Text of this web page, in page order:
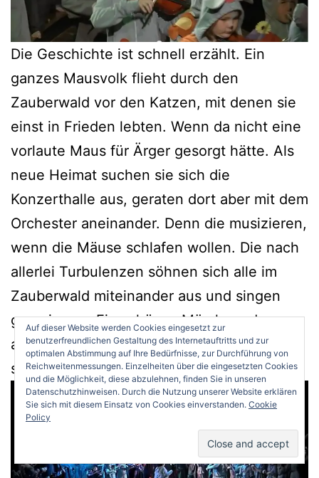
Die Geschichte ist schnell erzählt. Ein
ganzes Mausvolk flieht durch den
Zauberwald vor den Katzen, mit denen sie
einst in Frieden lebten. Wenn da nicht eine
vorlaute Maus für Ärger gesorgt hätte. Als
neue Heimat suchen sie sich die
Konzerthalle aus, geraten dort aber mit dem
Orchester aneinander. Denn die musizieren,
wenn die Mäuse schlafen wollen. Die nach
allerlei Turbulenzen söhnen sich alle im
Zauberwald miteinander aus und singen
gemeinsam. Ein schönes Märchen, das vor
allem durch den Witz der Texte und die
schwungvolle Musik überzeugt.
Auf dieser Website werden Cookies eingesetzt zur
benutzerfreundlichen Gestaltung des Internetauftritts und zur
optimalen Abstimmung auf Ihre Bedürfnisse, zur Durchführung von
Reichweitenmessungen. Einzelheiten über die eingesetzten Cookies
und die Möglichkeit, diese abzulehnen, finden Sie in unseren
Datenschutzhinweisen. Durch die Nutzung unserer Website erklären
Sie sich mit diesem Einsatz von Cookies einverstanden. Cookie
Policy